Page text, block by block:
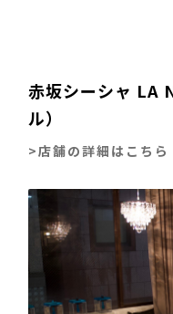
赤坂シーシャ LA
ル）
>店舗の詳細はこちら